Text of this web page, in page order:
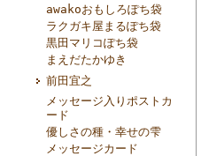
awakoおもしろぽち袋
ラクガキ屋まるぽち袋
黒田マリコぽち袋
まえだたかゆき
前田宜之
メッセージ入りポストカ
ード
優しさの種・幸せの雫
メッセージカード